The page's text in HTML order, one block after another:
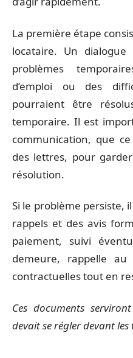
La première étape
locataire. Un
problèmes
d’emploi ou des
pourraient être
temporaire. Il est
communication, que
des lettres, pour
résolution.
Si le problème persiste,
rappels et des avis
paiement, suivi
demeure, rappelle au
contractuelles tout en
Ces documents
devait se régler devant